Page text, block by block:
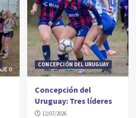
CONCEPCIÓN DEL URUGUAY
Concepción del
Uruguay: Tres líderes
12/07/2026